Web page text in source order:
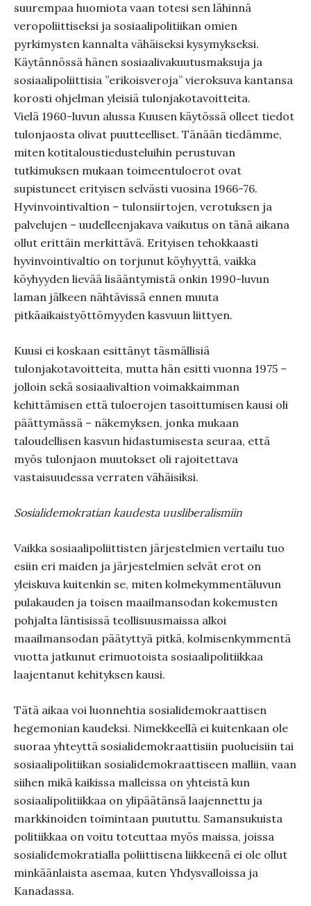
suurempaa huomiota vaan totesi sen lähinnä
veropoliittiseksi ja sosiaalipolitiikan omien
pyrkimysten kannalta vähäiseksi kysymykseksi.
Käytännössä hänen sosiaalivakuutusmaksuja ja
sosiaalipoliittisia ”erikoisveroja” vieroksuva kantansa
korosti ohjelman yleisiä tulonjakotavoitteita.
Vielä 1960-luvun alussa Kuusen käytössä olleet tiedot
tulonjaosta olivat puutteelliset. Tänään tiedämme,
miten kotitaloustiedusteluihin perustuvan
tutkimuksen mukaan toimeentuloerot ovat
supistuneet erityisen selvästi vuosina 1966-76.
Hyvinvointivaltion – tulonsiirtojen, verotuksen ja
palvelujen – uudelleenjakava vaikutus on tänä aikana
ollut erittäin merkittävä. Erityisen tehokkaasti
hyvinvointivaltio on torjunut köyhyyttä, vaikka
köyhyyden lievää lisääntymistä onkin 1990-luvun
laman jälkeen nähtävissä ennen muuta
pitkäaikaistyöttömyyden kasvuun liittyen.
Kuusi ei koskaan esittänyt täsmällisiä
tulonjakotavoitteita, mutta hän esitti vuonna 1975 –
jolloin sekä sosiaalivaltion voimakkaimman
kehittämisen että tuloerojen tasoittumisen kausi oli
päättymässä – näkemyksen, jonka mukaan
taloudellisen kasvun hidastumisesta seuraa, että
myös tulonjaon muutokset oli rajoitettava
vastaisuudessa verraten vähäisiksi.
Sosialidemokratian kaudesta uusliberalismiin
Vaikka sosiaalipoliittisten järjestelmien vertailu tuo
esiin eri maiden ja järjestelmien selvät erot on
yleiskuva kuitenkin se, miten kolmekymmentäluvun
pulakauden ja toisen maailmansodan kokemusten
pohjalta läntisissä teollisuusmaissa alkoi
maailmansodan päätyttyä pitkä, kolmisenkymmentä
vuotta jatkunut erimuotoista sosiaalipolitiikkaa
laajentanut kehityksen kausi.
Tätä aikaa voi luonnehtia sosialidemokraattisen
hegemonian kaudeksi. Nimekkeellä ei kuitenkaan ole
suoraa yhteyttä sosialidemokraattisiin puolueisiin tai
sosiaalipolitiikan sosialidemokraattiseen malliin, vaan
siihen mikä kaikissa malleissa on yhteistä kun
sosiaalipolitiikkaa on ylipäätänsä laajennettu ja
markkinoiden toimintaan puututtu. Samansukuista
politiikkaa on voitu toteuttaa myös maissa, joissa
sosialidemokratialla poliittisena liikkeenä ei ole ollut
minkäänlaista asemaa, kuten Yhdysvalloissa ja
Kanadassa.